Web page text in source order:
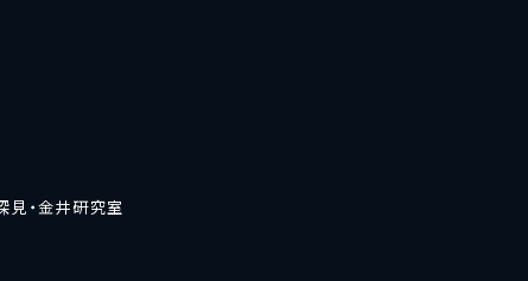
・金井研究室